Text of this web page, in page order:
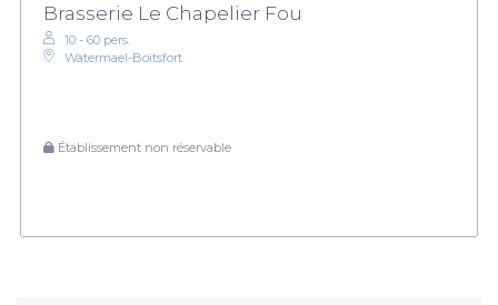
Brasserie Le Chapelier Fou
10 - 60 pers.
Watermael-Boitsfort
Établissement non réservable